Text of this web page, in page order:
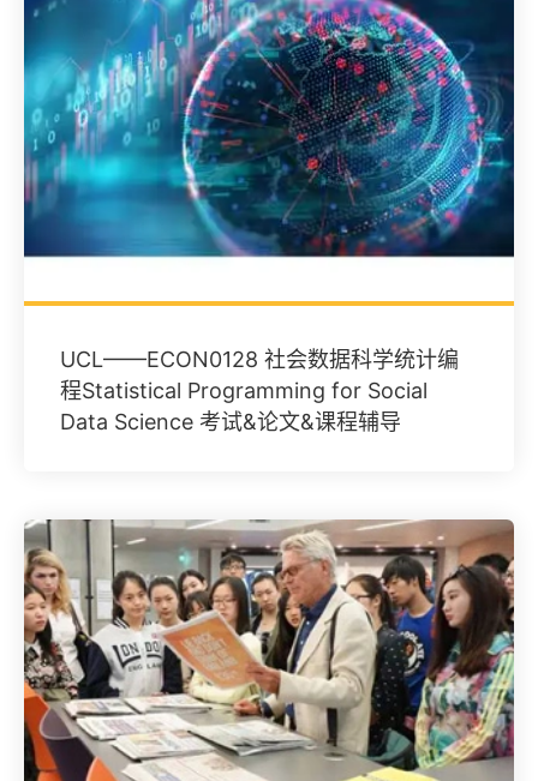
UCL——ECON0128 社会数据科学统计编
程Statistical Programming for Social
Data Science 考试&论文&课程辅导